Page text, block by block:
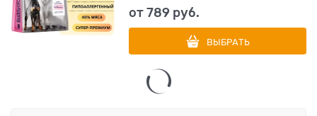
от789 руб.
ВЫБРАТЬ